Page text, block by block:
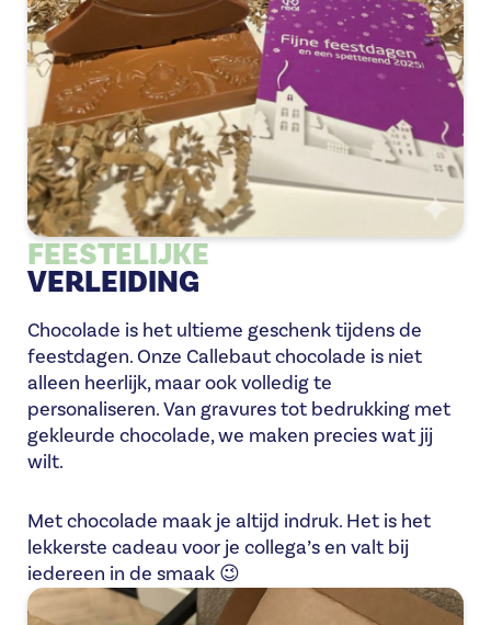
FEESTELIJKE
VERLEIDING
Chocolade is het ultieme geschenk tijdens de
feestdagen. Onze Callebaut chocolade is niet
alleen heerlijk, maar ook volledig te
personaliseren. Van gravures tot bedrukking met
gekleurde chocolade, we maken precies wat jij
wilt.
Met chocolade maak je altijd indruk. Het is het
lekkerste cadeau voor je collega’s en valt bij
iedereen in de smaak 😉